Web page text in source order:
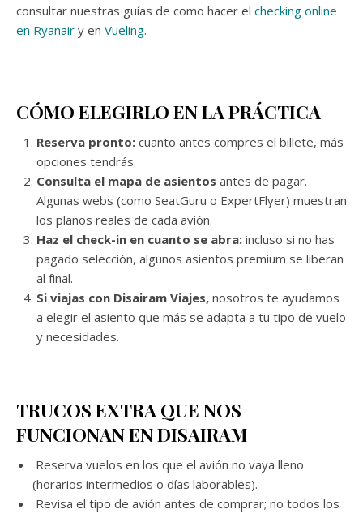
consultar nuestras guías de como hacer el checking online
en Ryanair y en Vueling.
CÓMO ELEGIRLO EN LA PRÁCTICA
Reserva pronto: cuanto antes compres el billete, más
opciones tendrás.
Consulta el mapa de asientos antes de pagar.
Algunas webs (como SeatGuru o ExpertFlyer) muestran
los planos reales de cada avión.
Haz el check-in en cuanto se abra: incluso si no has
pagado selección, algunos asientos premium se liberan
al final.
Si viajas con Disairam Viajes, nosotros te ayudamos
a elegir el asiento que más se adapta a tu tipo de vuelo
y necesidades.
TRUCOS EXTRA QUE NOS
FUNCIONAN EN DISAIRAM
Reserva vuelos en los que el avión no vaya lleno
(horarios intermedios o días laborables).
Revisa el tipo de avión antes de comprar; no todos los